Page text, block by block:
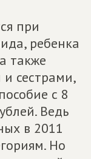
при
ребенка
также
сестрами,
с 8
Ведь
в 2011
Но